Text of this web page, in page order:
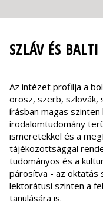
SZLÁV ÉS
Az intézet profilja a
orosz, szerb, szlovák,
írásban magas
irodalomtudomány
ismeretekkel és a
tájékozottsággal
tudományos és a
párosítva - az oktatás
lektorátusi szinten a
tanulására is.